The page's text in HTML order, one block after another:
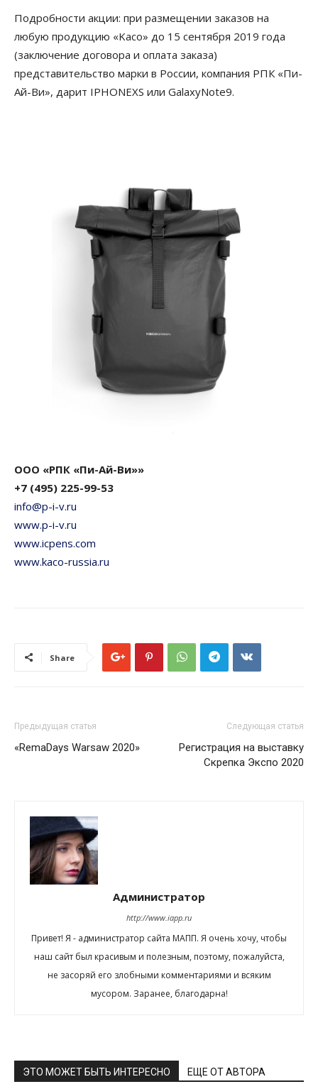
Подробности акции: при размещении заказов на
любую продукцию «Kaco» до 15 сентября 2019 года
(заключение договора и оплата заказа)
представительство марки в России, компания РПК «Пи-
Ай-Ви», дарит IPHONEXS или GalaxyNote9.
ООО «РПК «Пи-Ай-Ви»»
+7 (495) 225-99-53
info@p-i-v.ru
www.p-i-v.ru
www.icpens.com
www.kaco-russia.ru
Share
Предыдущая статья
«RemaDays Warsaw 2020»
Следующая статья
Регистрация на выставку
Скрепка Экспо 2020
Администратор
http://www.iapp.ru
Привет! Я - администратор сайта МАПП. Я очень хочу, чтобы
наш сайт был красивым и полезным, поэтому, пожалуйста,
не засоряй его злобными комментариями и всяким
мусором. Заранее, благодарна!
ЭТО МОЖЕТ БЫТЬ ИНТЕРЕСНО ЕЩЕ ОТ АВТОРА